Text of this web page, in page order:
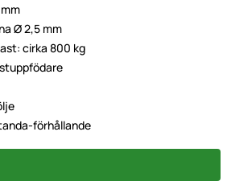
Ø 2,5 mm
cirka 800 kg
förhållande